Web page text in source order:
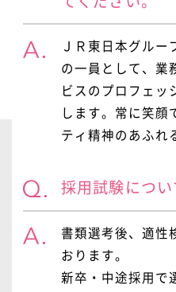
ＪＲ東日本グルー
の一員として、業
ビスのプロフェッ
します。常に笑顔
ティ精神のあふれ
採用試験につい
書類選考後、適性
おります。
新卒・中途採用で